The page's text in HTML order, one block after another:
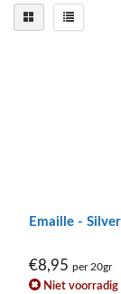
Emaille -
€8,95 per 20gr
Niet voorradig